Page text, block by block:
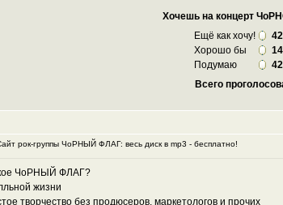
Хочешь на концерт
Ещё как хочу!
Хорошо бы
Подумаю
Всего
рок-группы ЧоРНЫЙ ФЛАГ: весь диск в mp3 - бесплатно!
ЧоРНЫЙ ФЛАГ?
жизни
творчество без продюсеров, маркетологов и прочих